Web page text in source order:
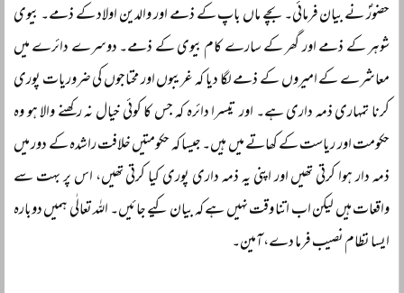
حضورؐ نے بیان فرمائی۔ بچے ماں باپ کے ذمے اور والدین اولاد کے ذمے۔ بیوی
شوہر کے ذمے اور گھر کے سارے کام بیوی کے ذمے۔ دوسرے دائرے میں
معاشرے کے امیروں کے ذمے لگا دیا کہ غریبوں اور محتاجوں کی ضروریات پوری
کرنا تمہاری ذمہ داری ہے۔ اور تیسرا دائرہ کہ جس کا کوئی خیال نہ رکھنے والا ہو وہ
حکومت اور ریاست کے کھاتے میں ہیں۔ جیسا کہ حکومتیں خلافت راشدہ کے دور میں
ذمہ دار ہوا کرتی تھیں اور اپنی یہ ذمہ داری پوری کیا کرتی تھیں، اس پر بہت سے
واقعات ہیں لیکن اب اتنا وقت نہیں ہے کہ بیان کیے جائیں۔ اللہ تعالٰی ہمیں دوبارہ
ایسا نظام نصیب فرما دے، آمین۔